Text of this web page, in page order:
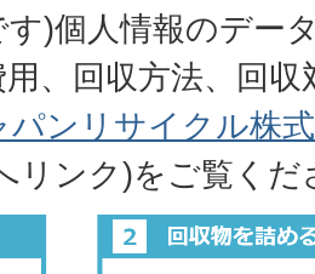
す)個人情報のデー
、回収方法、回
パンリサイクル株
リンク)をご覧くだ